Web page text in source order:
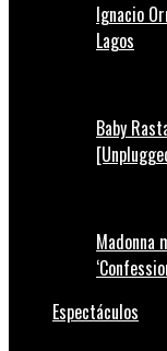
Ignacio
Lagos
Baby
Madonna
Espectáculos